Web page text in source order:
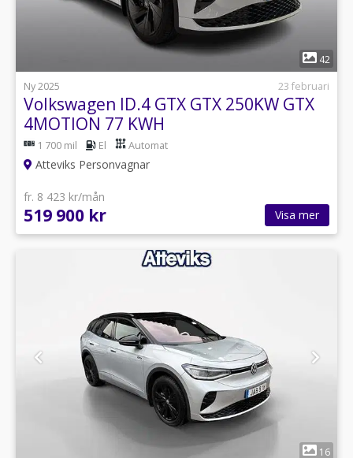
1
42
Ny 2025
23 februari
Volkswagen ID.4 GTX GTX 250KW GTX
4MOTION 77 KWH
1 700 mil El Automat
Atteviks Personvagnar
fr. 8 423 kr/mån
519 900 kr Visa mer
16